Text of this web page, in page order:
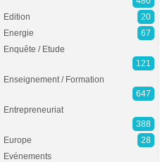
Edition
20
Energie
67
Enquête / Etude
121
Enseignement / Formation
647
Entrepreneuriat
388
Europe
28
Evénements